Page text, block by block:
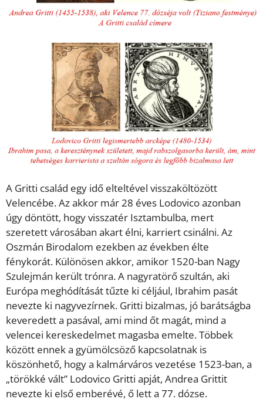
A Gritti család egy idő elteltével visszaköltözött
Velencébe. Az akkor már 28 éves Lodovico azonban
úgy döntött, hogy visszatér Isztambulba, mert
szeretett városában akart élni, karriert csinálni. Az
Oszmán Birodalom ezekben az években élte
fénykorát. Különösen akkor, amikor 1520-ban Nagy
Szulejmán került trónra. A nagyratörő szultán, aki
Európa meghódítását tűzte ki céljául, Ibrahim pasát
nevezte ki nagyvezírnek. Gritti bizalmas, jó barátságba
keveredett a pasával, ami mind őt magát, mind a
velencei kereskedelmet magasba emelte. Többek
között ennek a gyümölcsöző kapcsolatnak is
köszönhető, hogy a kalmárváros vezetése 1523-ban, a
„törökké vált” Lodovico Gritti apját, Andrea Grittit
nevezte ki első emberévé, ő lett a 77. dózse.